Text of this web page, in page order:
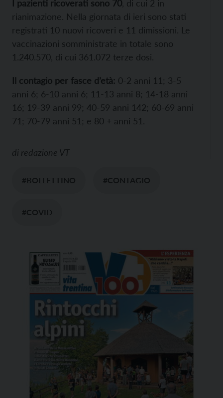
I pazienti ricoverati sono 70 , di cui 2 in
rianimazione. Nella giornata di ieri sono stati
registrati 10 nuovi ricoveri e 11 dimissioni. Le
vaccinazioni somministrate in totale sono
1.240.570, di cui 361.072 terze dosi.
Il contagio per fasce d’età: 0-2 anni 11; 3-5
anni 6; 6-10 anni 6; 11-13 anni 8; 14-18 anni
16; 19-39 anni 99; 40-59 anni 142; 60-69 anni
71; 70-79 anni 51; e 80 + anni 51.
di redazione VT
#BOLLETTINO #CONTAGIO
#COVID